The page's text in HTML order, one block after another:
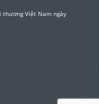
thương Việt Nam ngày